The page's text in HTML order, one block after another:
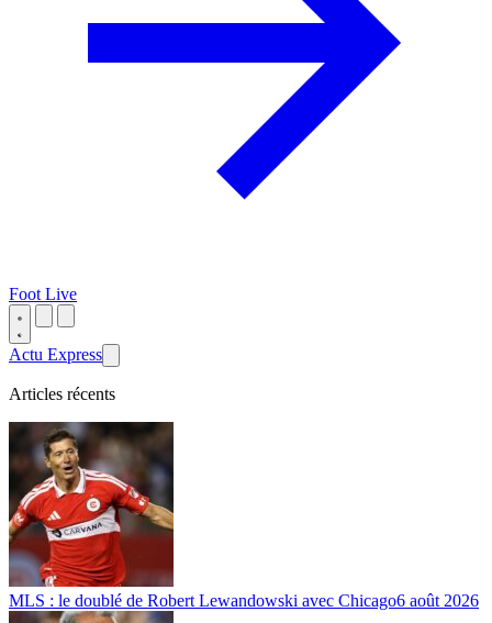
Foot Live
Actu Express
Articles récents
MLS : le doublé de Robert Lewandowski avec Chicago6 août 2026